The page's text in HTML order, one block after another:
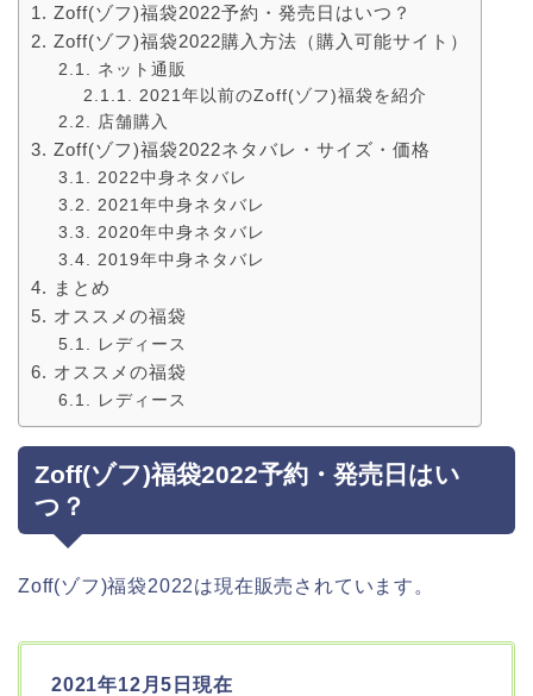
Zoff(ゾフ)福袋2022予約・発売日はいつ？
Zoff(ゾフ)福袋2022購入方法（購入可能サイト）
ネット通販
2021年以前のZoff(ゾフ)福袋を紹介
店舗購入
Zoff(ゾフ)福袋2022ネタバレ・サイズ・価格
2022中身ネタバレ
2021年中身ネタバレ
2020年中身ネタバレ
2019年中身ネタバレ
まとめ
オススメの福袋
レディース
オススメの福袋
レディース
Zoff(ゾフ)福袋2022予約・発売日はい
つ？
Zoff(ゾフ)福袋2022は現在販売されています。
2021年12月5日現在